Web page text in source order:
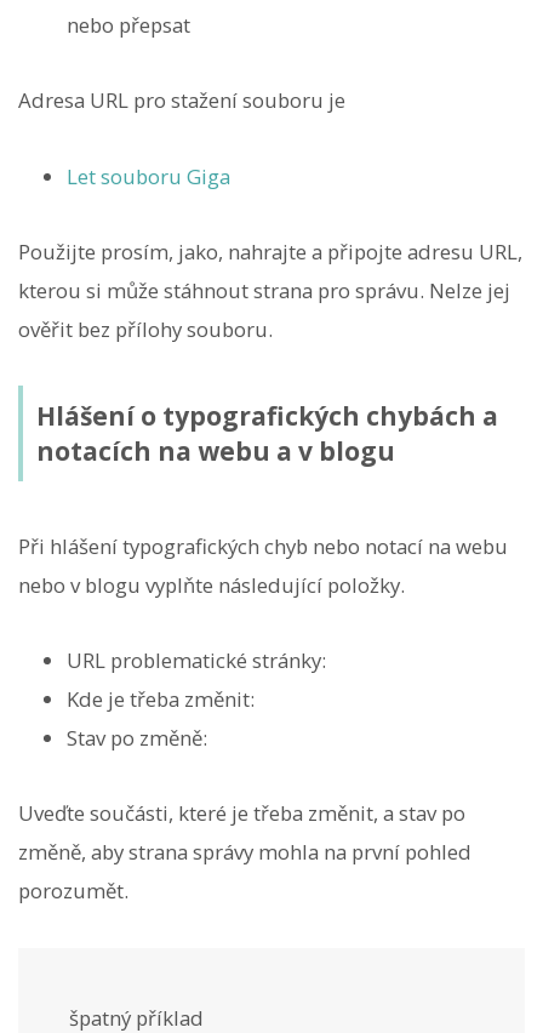
nebo přepsat
Adresa URL pro stažení souboru je
Let souboru Giga
Použijte prosím, jako, nahrajte a připojte adresu URL,
kterou si může stáhnout strana pro správu. Nelze jej
ověřit bez přílohy souboru.
Hlášení o typografických chybách a
notacích na webu a v blogu
Při hlášení typografických chyb nebo notací na webu
nebo v blogu vyplňte následující položky.
URL problematické stránky:
Kde je třeba změnit:
Stav po změně:
Uveďte součásti, které je třeba změnit, a stav po
změně, aby strana správy mohla na první pohled
porozumět.
špatný příklad